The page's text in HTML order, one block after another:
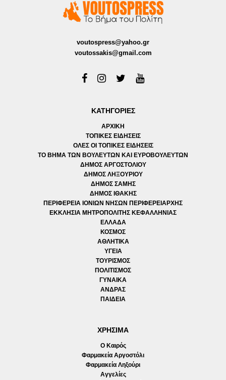
voutospress@yahoo.gr
voutossakis@gmail.com
ΚΑΤΗΓΟΡΙΕΣ
ΑΡΧΙΚΗ
ΤΟΠΙΚΕΣ ΕΙΔΗΣΕΙΣ
ΟΛΕΣ ΟΙ ΤΟΠΙΚΕΣ ΕΙΔΗΣΕΙΣ
ΤΟ ΒΗΜΑ ΤΩΝ ΒΟΥΛΕΥΤΩΝ ΚΑΙ ΕΥΡΟΒΟΥΛΕΥΤΩΝ
ΔΗΜΟΣ ΑΡΓΟΣΤΟΛΙΟΥ
ΔΗΜΟΣ ΛΗΞΟΥΡΙΟΥ
ΔΗΜΟΣ ΣΑΜΗΣ
ΔΗΜΟΣ ΙΘΑΚΗΣ
ΠΕΡΙΦΕΡΕΙΑ ΙΟΝΙΩΝ ΝΗΣΩΝ ΠΕΡΙΦΕΡΕΙΑΡΧΗΣ
ΕΚΚΛΗΣΙΑ ΜΗΤΡΟΠΟΛΙΤΗΣ ΚΕΦΑΛΛΗΝΙΑΣ
ΕΛΛΑΔΑ
ΚΟΣΜΟΣ
ΑΘΛΗΤΙΚΑ
ΥΓΕΙΑ
ΤΟΥΡΙΣΜΟΣ
ΠΟΛΙΤΙΣΜΟΣ
ΓΥΝΑΙΚΑ
ΑΝΔΡΑΣ
ΠΑΙΔΕΙΑ
ΧΡΗΣΙΜΑ
Ο Καιρός
Φαρμακεία Αργοστόλι
Φαρμακεία Ληξούρι
Αγγελίες